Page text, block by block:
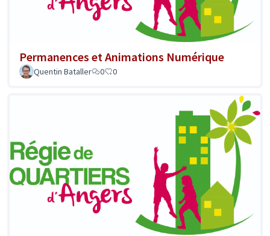
Permanences et Animations Numérique
Quentin Bataller 0 0